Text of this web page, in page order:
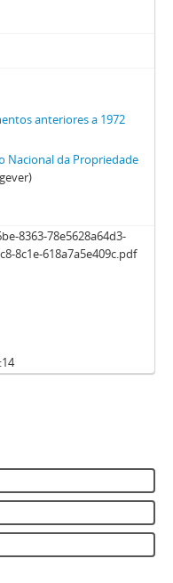
anteriores a 1972
Nacional da Propriedade
8363-78e5628a64d3-
8c1e-618a7a5e409c.pdf